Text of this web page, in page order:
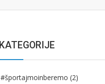
KATEGORIJE
#športajmoinberemo (2)